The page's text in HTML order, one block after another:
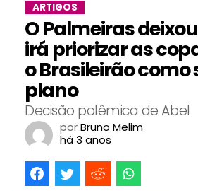
ARTIGOS
O Palmeiras
irá priorizar as
o Brasileirão
plano
Decisão polêmica de Abel
porBruno Melim
há 3 anos